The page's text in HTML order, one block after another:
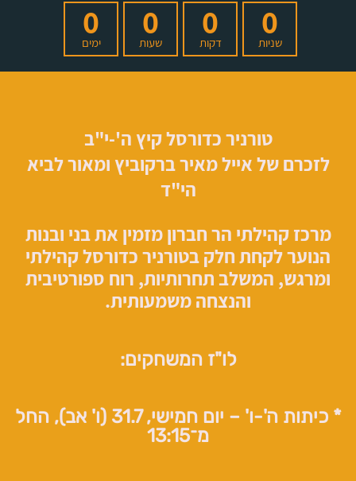
0
שניות
0
דקות
0
שעות
0
ימים
טורניר כדורסל קיץ ה'-י"ב
לזכרם של אייל מאיר ברקוביץ ומאור לביא
הי"ד
מרכז קהילתי הר חברון מזמין את בני ובנות
הנוער לקחת חלק בטורניר כדורסל קהילתי
ומרגש, המשלב תחרותיות, רוח ספורטיבית
והנצחה משמעותית.
לו"ז המשחקים:
* כיתות ה'-ו' – יום חמישי, 31.7 (ו' אב), החל
מ־13:15